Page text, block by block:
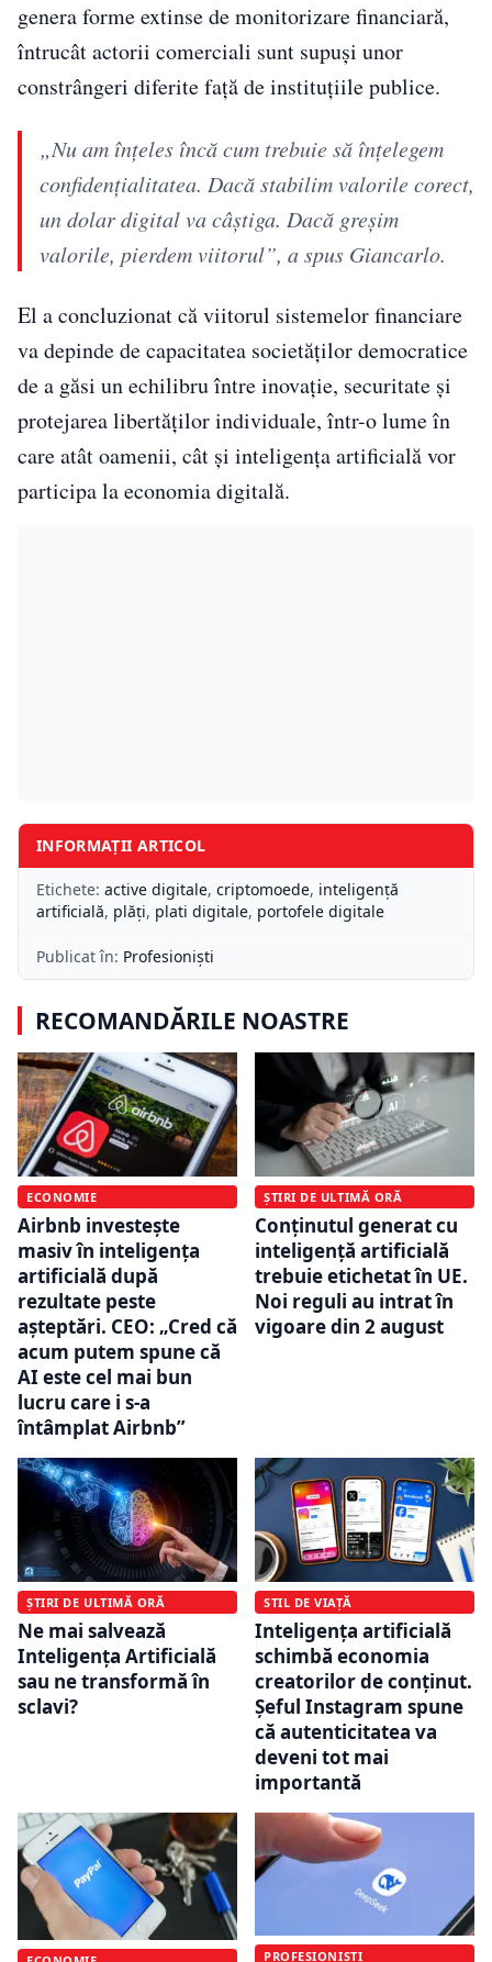
genera forme extinse de monitorizare financiară,
întrucât actorii comerciali sunt supuși unor
constrângeri diferite față de instituțiile publice.
„Nu am înțeles încă cum trebuie să înțelegem
confidențialitatea. Dacă stabilim valorile corect,
un dolar digital va câștiga. Dacă greșim
valorile, pierdem viitorul”, a spus Giancarlo.
El a concluzionat că viitorul sistemelor financiare
va depinde de capacitatea societăților democratice
de a găsi un echilibru între inovație, securitate și
protejarea libertăților individuale, într-o lume în
care atât oamenii, cât și inteligența artificială vor
participa la economia digitală.
INFORMAȚII ARTICOL
Etichete: active digitale, criptomoede, inteligență
artificială, plăți, plati digitale, portofele digitale
Publicat în: Profesioniști
RECOMANDĂRILE NOASTRE
ECONOMIE
Airbnb investește
masiv în inteligența
artificială după
rezultate peste
așteptări. CEO: „Cred că
acum putem spune că
AI este cel mai bun
lucru care i s-a
întâmplat Airbnb”
ȘTIRI DE ULTIMĂ ORĂ
Conținutul generat cu
inteligență artificială
trebuie etichetat în UE.
Noi reguli au intrat în
vigoare din 2 august
ȘTIRI DE ULTIMĂ ORĂ
Ne mai salvează
Inteligența Artificială
sau ne transformă în
sclavi?
STIL DE VIAȚĂ
Inteligența artificială
schimbă economia
creatorilor de conținut.
Șeful Instagram spune
că autenticitatea va
deveni tot mai
importantă
PROFESIONIȘTI